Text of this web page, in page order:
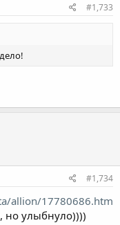
#1,733
#1,734
allion/17780686.htm
но улыбнуло))))